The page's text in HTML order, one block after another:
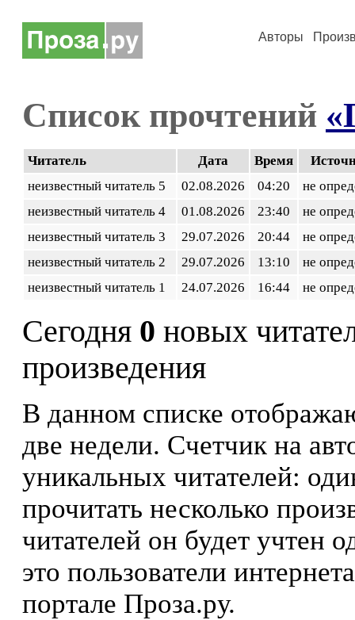
Авторы
Список прочтений
Читатель Дата Время
неизвестный читатель 5
02.08.2026 04:20
не
неизвестный читатель 4
01.08.2026 23:40
не
неизвестный читатель 3
29.07.2026 20:44
не
неизвестный читатель 2
29.07.2026 13:10
не
неизвестный читатель 1
24.07.2026 16:44 не
Сегодня 0 новых
произведения
В данном списке
две недели. Счетчик на
уникальных читателей:
прочитать несколько
читателей он будет учтен
это пользователи
портале Проза.ру.